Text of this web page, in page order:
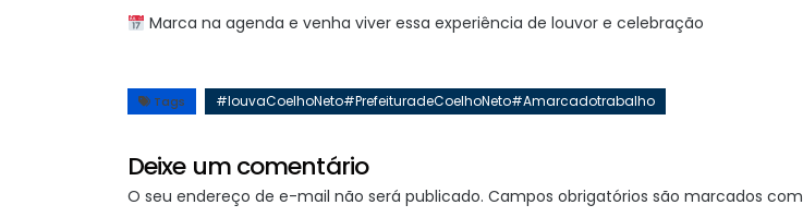
Marca na agenda e venha viver essa experiência de louvor e celebração
Tags #louvaCoelhoNeto#PrefeituradeCoelhoNeto#Amarcadotrabalho
Deixe um comentário
O seu endereço de e-mail não será publicado. Campos obrigatórios são marcados com